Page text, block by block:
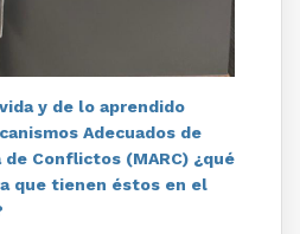
y de lo aprendido
Adecuados de
Conflictos (MARC) ¿qué
que tienen éstos en el